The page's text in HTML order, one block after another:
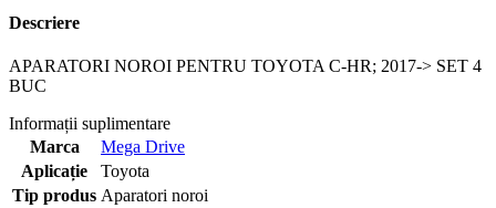
Descriere
APARATORI NOROI PENTRU TOYOTA C-HR; 2017-> SET 4
BUC
Informații suplimentare
Marca
Mega Drive
Aplicație
Toyota
Tip produs Aparatori noroi